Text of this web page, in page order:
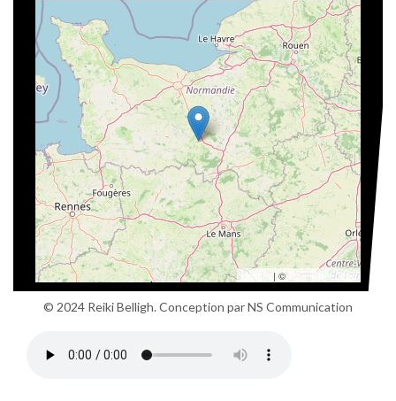
Leaflet | © OpenStreetMap
© 2024 Reiki Belligh. Conception parNS Communication